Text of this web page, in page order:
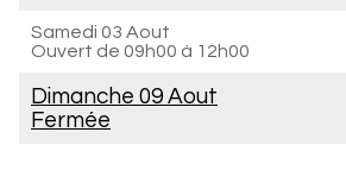
Samedi 03 Aout
Ouvert de 09h00 à 12h00
Dimanche 09 Aout
Fermée